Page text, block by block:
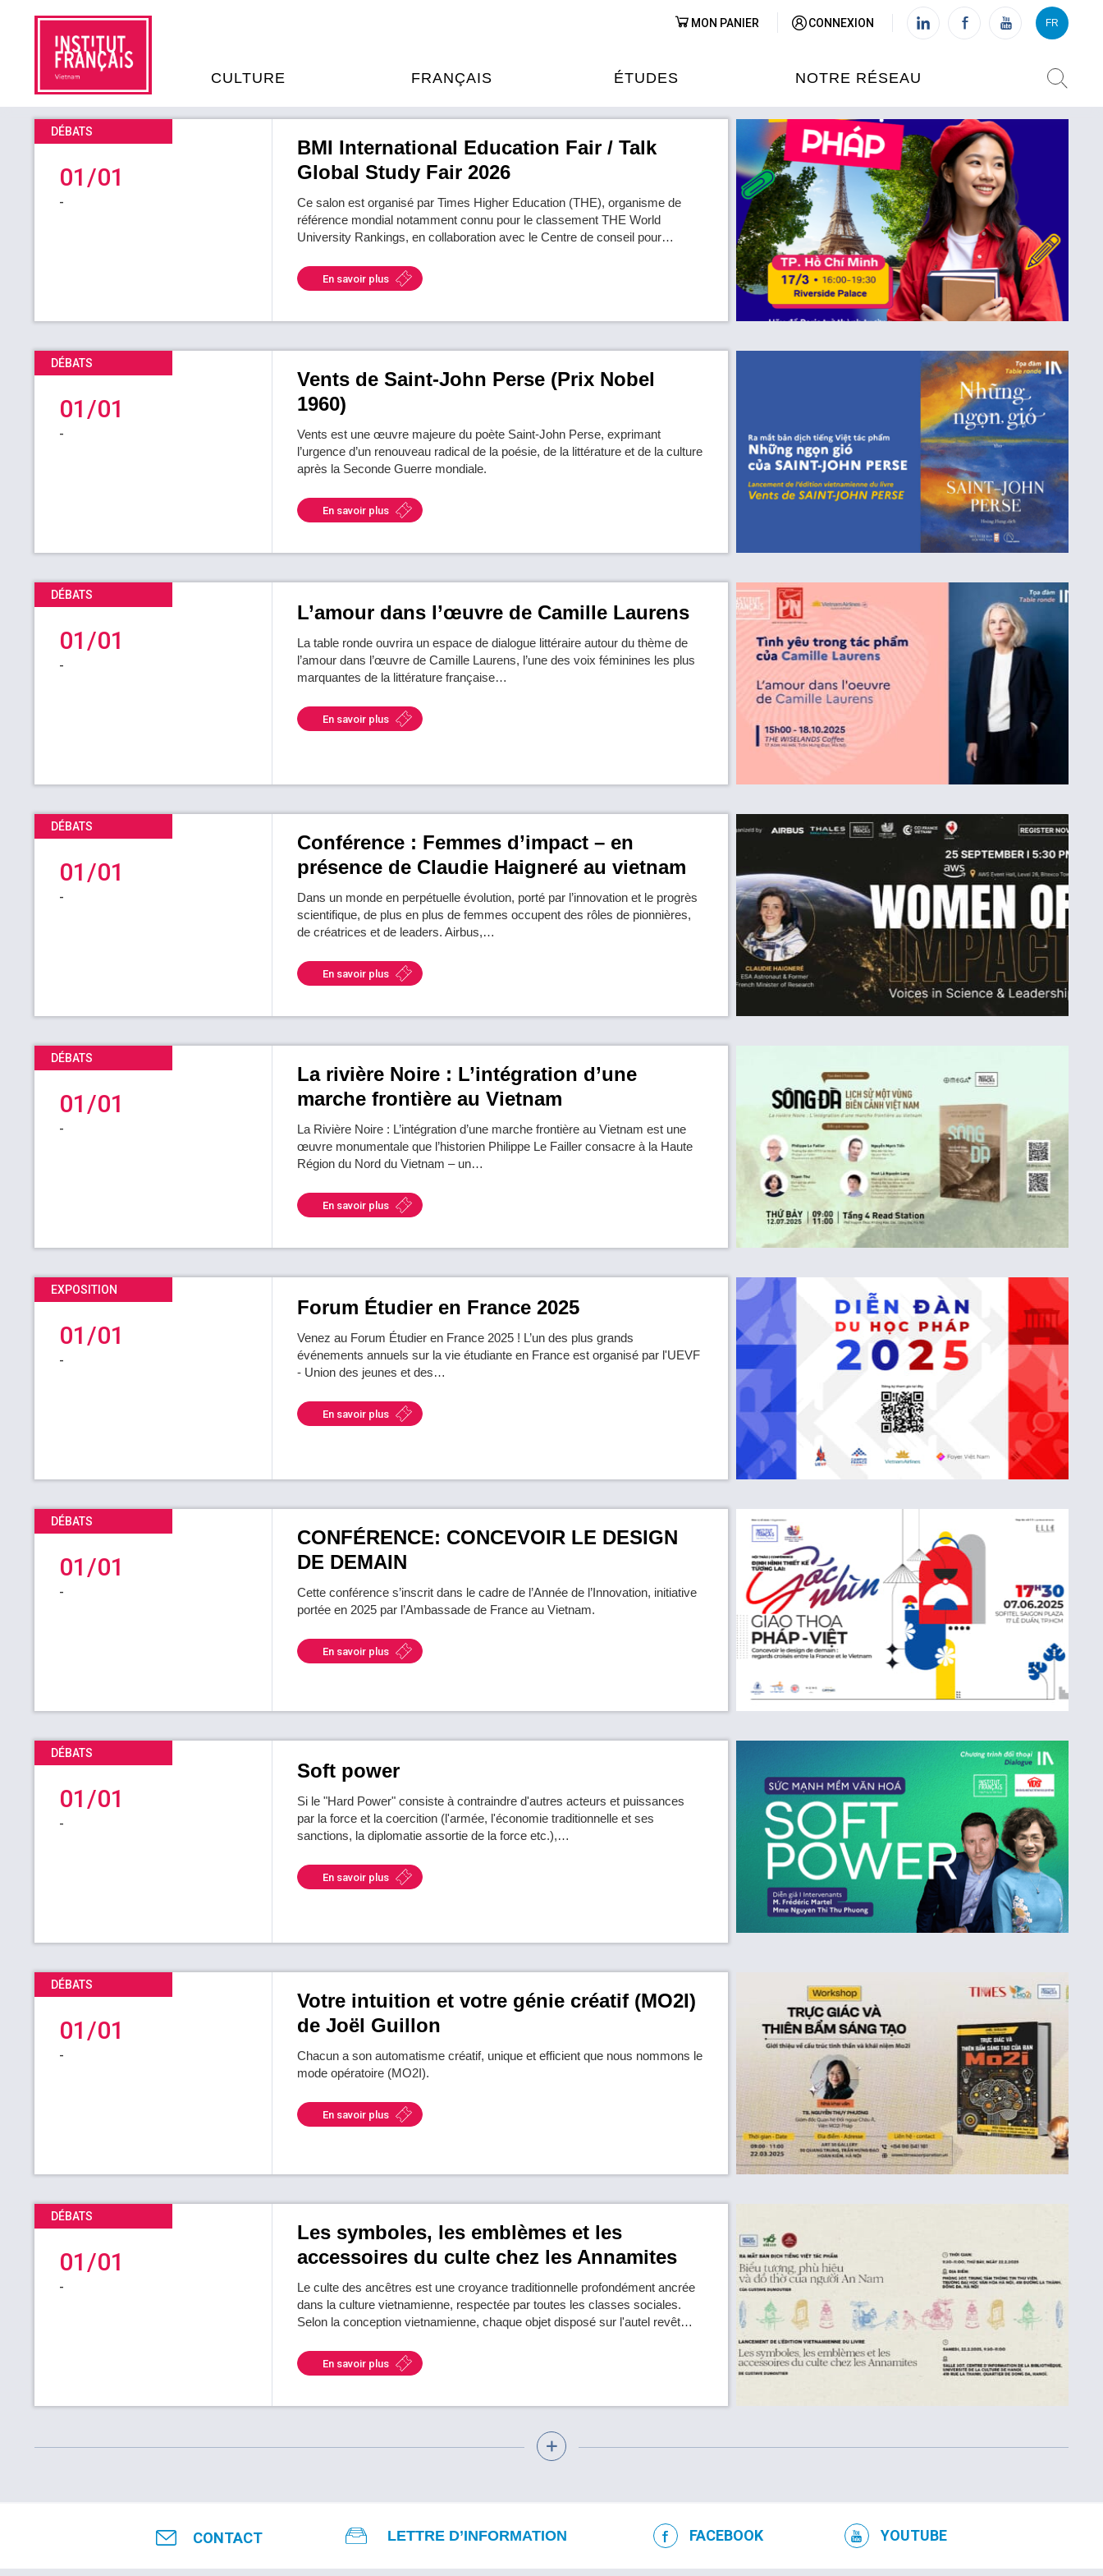
CULTURE
PROGRAMMATION CINÉMA
LIVRE ET DÉBAT D’IDÉES
FRANÇAIS
EXAMENS & CERTIFICATIONS
SÉJOURS LINGUISTIQUES
TRADUCTION
ÉTUDES
FORMATIONS FRANCAISES
AU VIETNAM
FRANCE ALUMNI VIETNAM
NOTRE RÉSEAU
L'INSTITUT FRANÇAIS DU
VIETNAM (IFV)
L'IFV À HANOI
L'IFV À HUÉ
L'IFV À DANANG
MON PANIER CONNEXION FR
VI FR
DÉBATS
01/01
-
BMI International Education Fair / Talk
Global Study Fair 2026
Ce salon est organisé par Times Higher Education (THE), organisme de
référence mondial notamment connu pour le classement THE World
University Rankings, en collaboration avec le Centre de conseil pour…
En savoir plus
DÉBATS
01/01
-
Vents de Saint-John Perse (Prix Nobel
1960)
Vents est une œuvre majeure du poète Saint-John Perse, exprimant
l’urgence d’un renouveau radical de la poésie, de la littérature et de la culture
après la Seconde Guerre mondiale.
En savoir plus
DÉBATS
01/01
-
L’amour dans l’œuvre de Camille Laurens
La table ronde ouvrira un espace de dialogue littéraire autour du thème de
l’amour dans l’œuvre de Camille Laurens, l’une des voix féminines les plus
marquantes de la littérature française…
En savoir plus
DÉBATS
01/01
-
Conférence : Femmes d’impact – en
présence de Claudie Haigneré au vietnam
Dans un monde en perpétuelle évolution, porté par l’innovation et le progrès
scientifique, de plus en plus de femmes occupent des rôles de pionnières,
de créatrices et de leaders. Airbus,…
En savoir plus
DÉBATS
01/01
-
La rivière Noire : L’intégration d’une
marche frontière au Vietnam
La Rivière Noire : L’intégration d’une marche frontière au Vietnam est une
œuvre monumentale que l’historien Philippe Le Failler consacre à la Haute
Région du Nord du Vietnam – un…
En savoir plus
EXPOSITION
01/01
-
Forum Étudier en France 2025
Venez au Forum Étudier en France 2025 ! L’un des plus grands
événements annuels sur la vie étudiante en France est organisé par l'UEVF
- Union des jeunes et des…
En savoir plus
DÉBATS
01/01
-
CONFÉRENCE: CONCEVOIR LE DESIGN
DE DEMAIN
Cette conférence s’inscrit dans le cadre de l’Année de l’Innovation, initiative
portée en 2025 par l’Ambassade de France au Vietnam.
En savoir plus
DÉBATS
01/01
-
Soft power
Si le "Hard Power" consiste à contraindre d'autres acteurs et puissances
par la force et la coercition (l'armée, l'économie traditionnelle et ses
sanctions, la diplomatie assortie de la force etc.),…
En savoir plus
DÉBATS
01/01
-
Votre intuition et votre génie créatif (MO2I)
de Joël Guillon
Chacun a son automatisme créatif, unique et efficient que nous nommons le
mode opératoire (MO2I).
En savoir plus
DÉBATS
01/01
-
Les symboles, les emblèmes et les
accessoires du culte chez les Annamites
Le culte des ancêtres est une croyance traditionnelle profondément ancrée
dans la culture vietnamienne, respectée par toutes les classes sociales.
Selon la conception vietnamienne, chaque objet disposé sur l'autel revêt…
En savoir plus
CONTACT LETTRE D’INFORMATION FACEBOOK YOUTUBE